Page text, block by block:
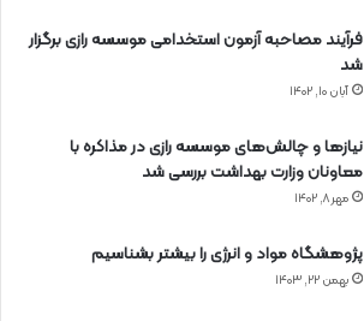
فرآیند مصاحبه آزمون استخدامی موسسه رازی برگزار
شد
آبان ۱۰, ۱۴۰۲
نیازها و چالش‌های موسسه رازی در مذاکره با
معاونان وزارت بهداشت بررسی شد
مهر ۸, ۱۴۰۲
پژوهشگاه مواد و انرژی را بیشتر بشناسیم
بهمن ۲۲, ۱۴۰۳